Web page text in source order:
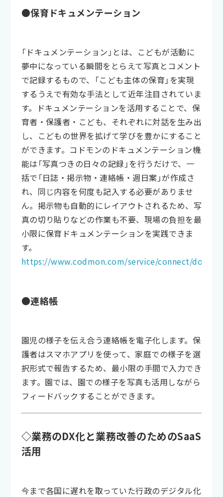
●保育ドキュメンテーション
「ドキュメンテーション」とは、こどもが活動に
夢中になっている瞬間をとらえて写真とコメント
で記録するもので、「こども主体の保育」を実現
するうえで有効な手法として近年注目されていま
す。ドキュメンテーションを活用することで、保
育者・保護者・こども、それぞれに対話を生み出
し、こどもの世界を拡げて学びを豊かにすること
ができます。コドモンのドキュメンテーション機
能は「写真つきの日々の記録」を行うだけで、一
括で「日誌・掲示物・連絡帳・週日案」が作成さ
れ、同じ内容を何度も記入する必要がありませ
ん。掲示物も自動的にレイアウトされるため、写
真の切り貼りなどの作業も不要、現場の負担を最
小限に保育ドキュメンテーションを実践できま
す。
https://www.codmon.com/service/connect/
●連絡帳
園児の様子を伝え合う連絡帳を電子化します。保
護者はスマホアプリを使って、家庭での様子を選
択形式で報告するため、最小限の手間で入力でき
ます。園では、園での様子を写真も活用しながら
フィードバックすることができます。
◇業務のDX化と業務改善のためのSaaS
活用
今まで各国に遅れを取っていた行政のデジタル化